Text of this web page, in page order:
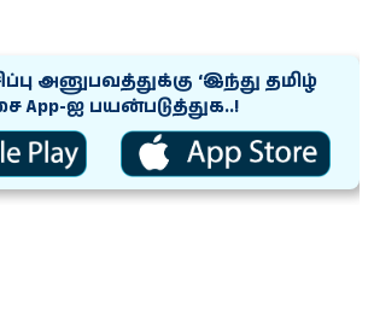
அனுபவத்துக்கு ‘இந்து தமிழ்
App-ஐ பயன்படுத்துக..!